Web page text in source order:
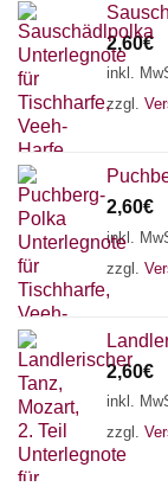
2,60€
inkl.
zzgl.
2,60€
inkl.
zzgl.
2,60€
inkl.
zzgl.
Chat
18 SAITEN